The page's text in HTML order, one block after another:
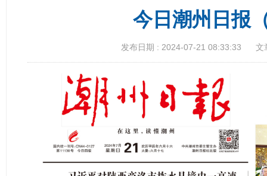
今日潮州日报
发布日期 : 2024-07-21 08:33:33 文